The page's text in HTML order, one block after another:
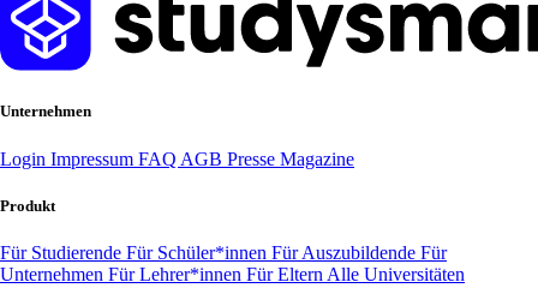
Unternehmen
Login Impressum FAQ AGB Presse Magazine
Produkt
Für Studierende Für Schüler*innen Für Auszubildende Für
Unternehmen Für Lehrer*innen Für Eltern Alle Universitäten